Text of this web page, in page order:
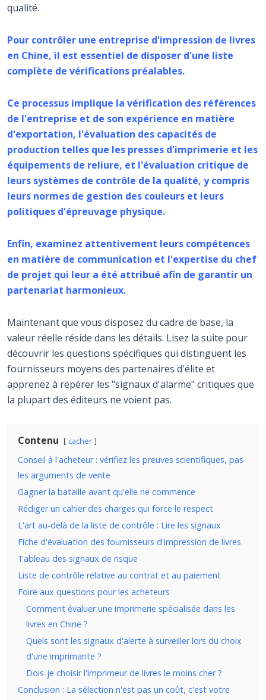
qualité.
Pour contrôler une entreprise d'impression de livres
en Chine, il est essentiel de disposer d'une liste
complète de vérifications préalables.
Ce processus implique la vérification des références
de l'entreprise et de son expérience en matière
d'exportation, l'évaluation des capacités de
production telles que les presses d'imprimerie et les
équipements de reliure, et l'évaluation critique de
leurs systèmes de contrôle de la qualité, y compris
leurs normes de gestion des couleurs et leurs
politiques d'épreuvage physique.
Enfin, examinez attentivement leurs compétences
en matière de communication et l'expertise du chef
de projet qui leur a été attribué afin de garantir un
partenariat harmonieux.
Maintenant que vous disposez du cadre de base, la
valeur réelle réside dans les détails. Lisez la suite pour
découvrir les questions spécifiques qui distinguent les
fournisseurs moyens des partenaires d'élite et
apprenez à repérer les "signaux d'alarme" critiques que
la plupart des éditeurs ne voient pas.
Contenu cacher
Conseil à l'acheteur : vérifiez les preuves scientifiques, pas
les arguments de vente
Gagner la bataille avant qu'elle ne commence
Rédiger un cahier des charges qui force le respect
L'art au-delà de la liste de contrôle : Lire les signaux
Fiche d'évaluation des fournisseurs d'impression de livres
Tableau des signaux de risque
Liste de contrôle relative au contrat et au paiement
Foire aux questions pour les acheteurs
Comment évaluer une imprimerie spécialisée dans les
livres en Chine ?
Quels sont les signaux d'alerte à surveiller lors du choix
d'une imprimante ?
Dois-je choisir l'imprimeur de livres le moins cher ?
Conclusion : La sélection n'est pas un coût, c'est votre